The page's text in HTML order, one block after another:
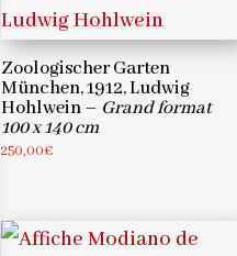
Zoologischer Garten
München, 1912, Ludwig
Hohlwein – Grand format
100 x 140 cm
250,00€